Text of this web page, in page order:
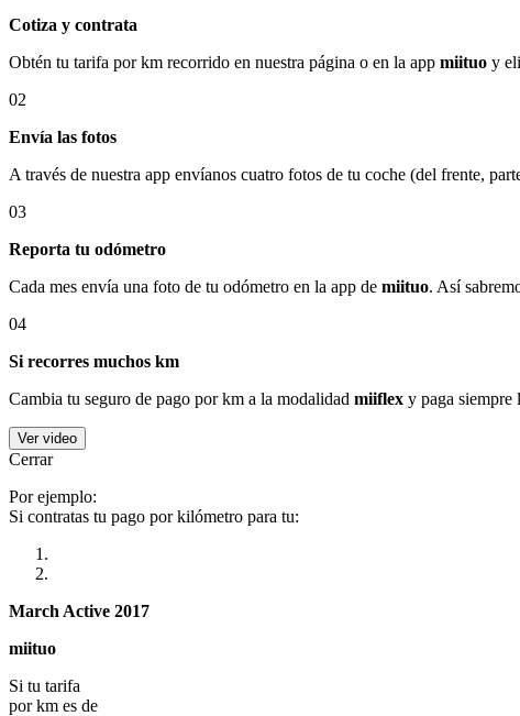
Cotiza y contrata
Obtén tu tarifa por km recorrido en nuestra página o en la app miituo y
02
Envía las fotos
A través de nuestra app envíanos cuatro fotos de tu coche (del frente,
03
Reporta tu odómetro
Cada mes envía una foto de tu odómetro en la app de miituo. Así
04
Si recorres muchos km
Cambia tu seguro de pago por km a la modalidad miiflex y paga siempre
Ver video
Cerrar
Por ejemplo:
Si contratas tu pago por kilómetro para tu:
March Active 2017
miituo
Si tu tarifa
por km es de